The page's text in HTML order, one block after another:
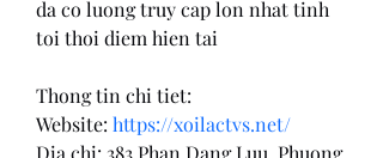
da co luong truy cap lon nhat tinh
toi thoi diem hien tai
Thong tin chi tiet:
Website: https://xoilactvs.net/
Dia chi: 383 Phan Dang Luu, Phuong